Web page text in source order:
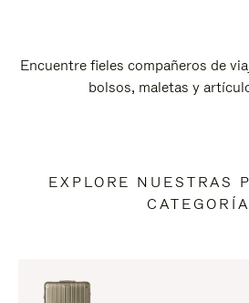
Encuentre fieles compañeros de
bolsos, maletas y
EXPLORE NUESTRAS